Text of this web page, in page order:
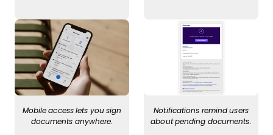
Mobile access lets you sign
documents anywhere.
Notifications remind users
about pending documents.